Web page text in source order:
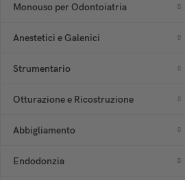
Monouso per Odontoiatria
Anestetici e Galenici
Strumentario
Otturazione e Ricostruzione
Abbigliamento
Endodonzia